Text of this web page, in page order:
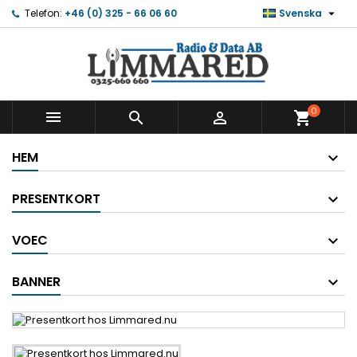
Telefon: +46 (0) 325 - 66 06 60 Svenska 
   shopping_cart0
HEM
PRESENTKORT
VOEC
BANNER